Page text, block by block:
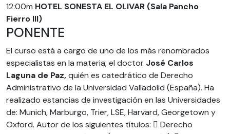
12:00m HOTEL SONESTA EL OLIVAR (Sala Pancho
Fierro lll)
PONENTE
El curso está a cargo de uno de los más renombrados
especialistas en la materia; el doctor José Carlos
Laguna de Paz,quién es catedrático de Derecho
Administrativo de la Universidad Valladolid (España). Ha
realizado estancias de investigación en las Universidades
de: Munich, Marburgo, Trier, LSE, Harvard, Georgetown y
Oxford. Autor de los siguientes títulos:  Derecho